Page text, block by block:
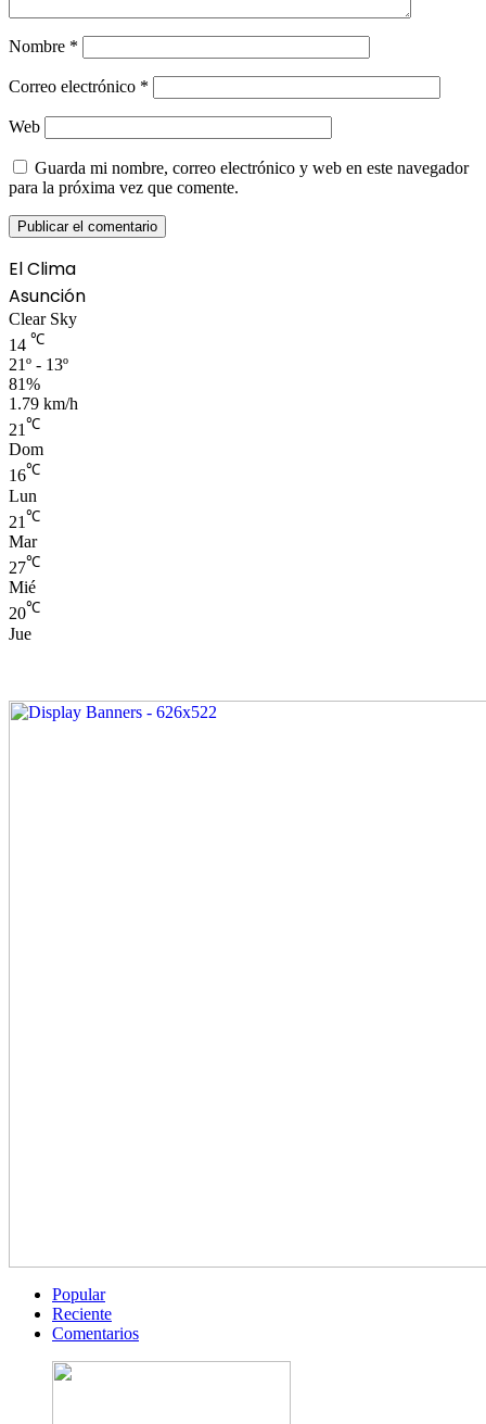
Nombre *
Correo electrónico *
Web
Guarda mi nombre, correo electrónico y web en este navegador
para la próxima vez que comente.
El Clima
Asunción
Clear Sky
14 ℃
21º - 13º
81%
1.79 km/h
21 ℃
Dom
16℃
Lun
21 ℃
Mar
27℃
Mié
20℃
Jue
Popular
Reciente
Comentarios